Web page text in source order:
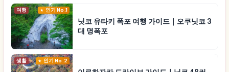
여행 인기 No.1
닛코 유타키 폭포 여행 가이드｜오쿠닛코 3
대 명폭포
생활 인기 No.2